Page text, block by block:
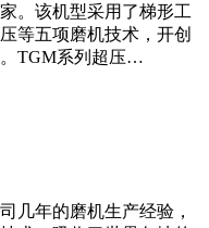
。该机型采用了梯形工
等五项磨机技术，开创
TGM系列超压…
几年的磨机生产经验，